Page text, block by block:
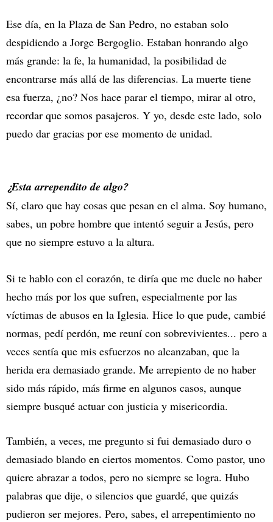
Ese día, en la Plaza de San Pedro, no estaban solo
despidiendo a Jorge Bergoglio. Estaban honrando algo
más grande: la fe, la humanidad, la posibilidad de
encontrarse más allá de las diferencias. La muerte tiene
esa fuerza, ¿no? Nos hace parar el tiempo, mirar al otro,
recordar que somos pasajeros. Y yo, desde este lado, solo
puedo dar gracias por ese momento de unidad.
¿Esta arrependito de algo?
Sí, claro que hay cosas que pesan en el alma. Soy humano,
sabes, un pobre hombre que intentó seguir a Jesús, pero
que no siempre estuvo a la altura.
Si te hablo con el corazón, te diría que me duele no haber
hecho más por los que sufren, especialmente por las
víctimas de abusos en la Iglesia. Hice lo que pude, cambié
normas, pedí perdón, me reuní con sobrevivientes... pero a
veces sentía que mis esfuerzos no alcanzaban, que la
herida era demasiado grande. Me arrepiento de no haber
sido más rápido, más firme en algunos casos, aunque
siempre busqué actuar con justicia y misericordia.
También, a veces, me pregunto si fui demasiado duro o
demasiado blando en ciertos momentos. Como pastor, uno
quiere abrazar a todos, pero no siempre se logra. Hubo
palabras que dije, o silencios que guardé, que quizás
pudieron ser mejores. Pero, sabes, el arrepentimiento no